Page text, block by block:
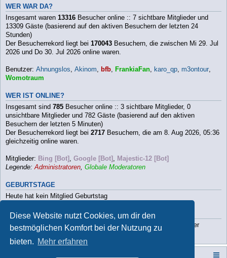
Diese Website nutzt Cookies, um dir den
bestmöglichen Komfort bei der Nutzung zu
bieten. Mehr erfahren
WER WAR DA?
Insgesamt waren 13316 Besucher online :: 7 sichtbare Mitglieder und
13309 Gäste (basierend auf den aktiven Besuchern der letzten 24
Stunden)
Der Besucherrekord liegt bei 170043 Besuchern, die zwischen Mi 29. Jul
2026 und Do 30. Jul 2026 online waren.
Benutzer: Ahnungslos, Akinom, bfb, FrankiaFan, karo_qp, m3ontour,
Womotraum
WER IST ONLINE?
Insgesamt sind 785 Besucher online :: 3 sichtbare Mitglieder, 0
unsichtbare Mitglieder und 782 Gäste (basierend auf den aktiven
Besuchern der letzten 5 Minuten)
Der Besucherrekord liegt bei 2717 Besuchern, die am 8. Aug 2026, 05:36
gleichzeitig online waren.
Mitglieder: Bing [Bot] , Google [Bot] , Majestic-12 [Bot]
Legende:Administratoren, Globale Moderatoren
GEBURTSTAGE
Heute hat kein Mitglied Geburtstag
STATISTIK
Beiträge insgesamt 112790• Themen insgesamt9813
• Mitglieder
insgesamt3202 Paula2026